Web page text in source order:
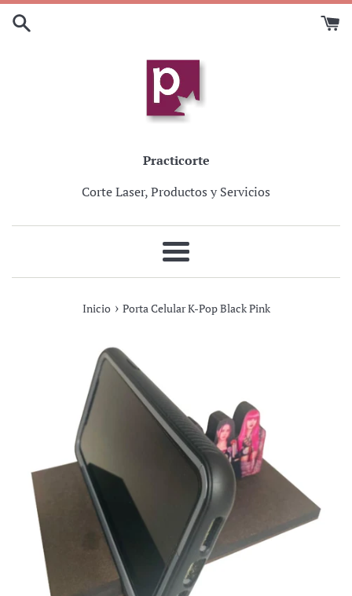
Ir
directamente
Practicorte
Corte Laser, Productos y Servicios
Más
Inicio › Porta Celular K-Pop Black Pink